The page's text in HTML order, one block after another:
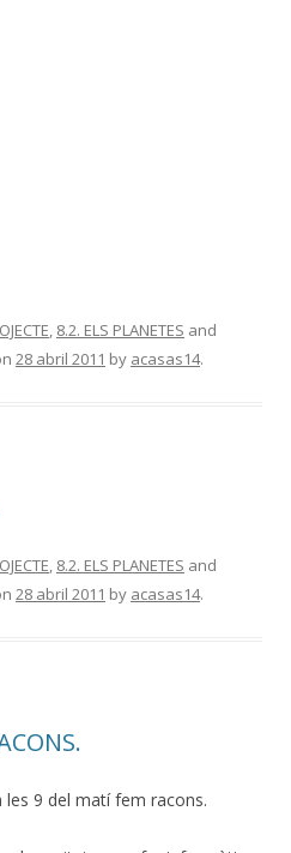
, 8.2. ELS PLANETES and
28 abril 2011 by acasas14.
, 8.2. ELS PLANETES and
28 abril 2011 by acasas14.
les 9 del matí fem racons.